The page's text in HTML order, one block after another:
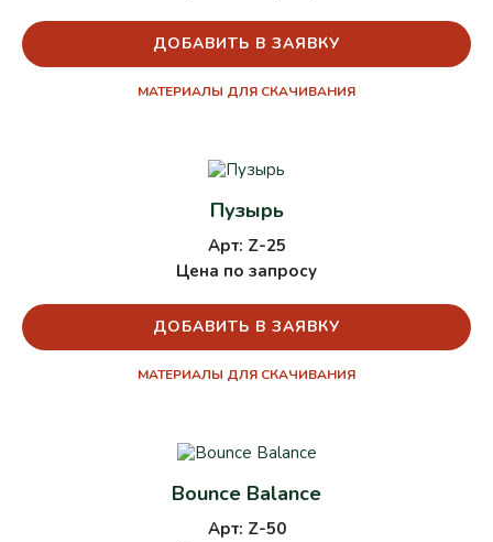
ДОБАВИТЬ В ЗАЯВКУ
МАТЕРИАЛЫ ДЛЯ СКАЧИВАНИЯ
Пузырь
Арт: Z-25
Цена по запросу
ДОБАВИТЬ В ЗАЯВКУ
МАТЕРИАЛЫ ДЛЯ СКАЧИВАНИЯ
Bounce Balance
Арт: Z-50